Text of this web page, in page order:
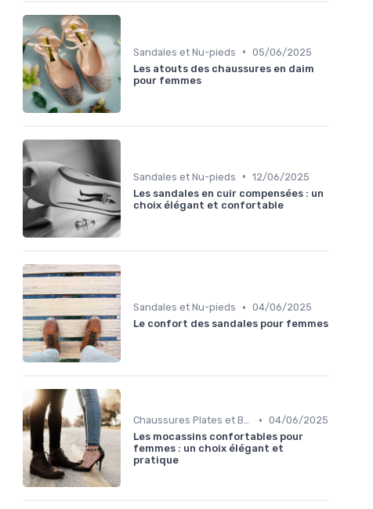
Sandales et Nu-pieds • 05/06/2025
Les atouts des chaussures en daim
pour femmes
Sandales et Nu-pieds • 12/06/2025
Les sandales en cuir compensées : un
choix élégant et confortable
Sandales et Nu-pieds • 04/06/2025
Le confort des sandales pour femmes
Chaussures Plates et Ballerines • 04/06/2025
Les mocassins confortables pour
femmes : un choix élégant et
pratique